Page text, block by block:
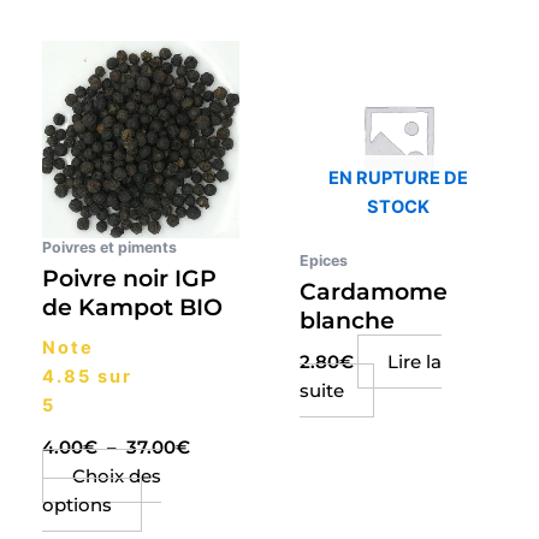
Poivres et piments
Poivre noir IGP
de Kampot BIO
Note
4.85 sur
5
4.00€ – 37.00€
de
prix :
4.00€
à
37.00€
Choix des
options
produit
a
plusieurs
variations.
Les
options
peuvent
être
choisies
produit
EN RUPTURE DE
STOCK
Epices
Cardamome
blanche
2.80€
Lire la
suite